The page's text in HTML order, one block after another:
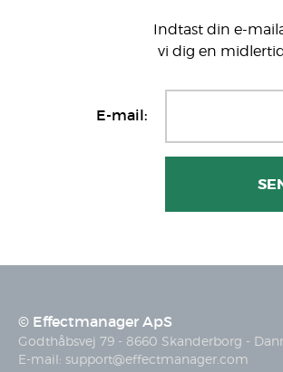
Indtast din e-
vi dig en
E-mail:
© Effectmanager ApS
Godthåbsvej 79 - 8660 Skanderborg -
E-mail: support@effectmanager.com